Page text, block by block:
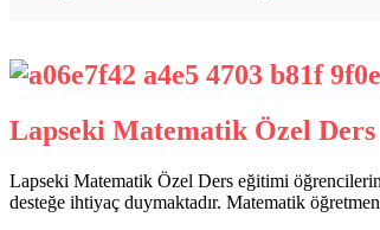
Lapseki Matematik Özel Ders
Lapseki Matematik Özel Ders eğitimi
desteğe ihtiyaç duymaktadır. Matematik